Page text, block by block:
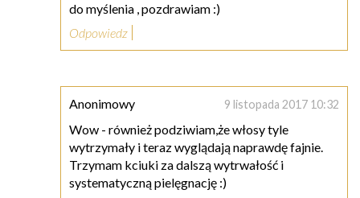
do myślenia , pozdrawiam :)
Odpowiedz
Anonimowy 9 listopada 2017 10:32
Wow - również podziwiam,że włosy tyle
wytrzymały i teraz wyglądają naprawdę fajnie.
Trzymam kciuki za dalszą wytrwałość i
systematyczną pielęgnację :)